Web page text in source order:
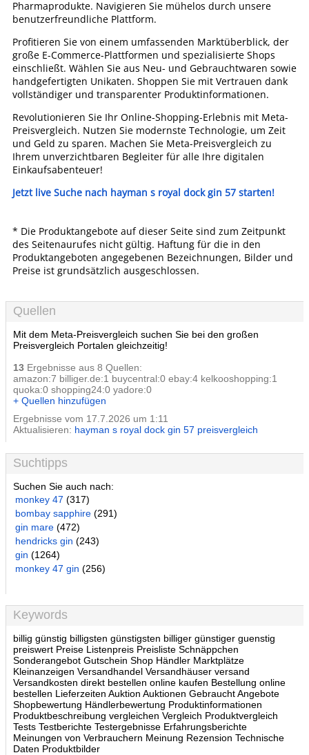
Pharmaprodukte. Navigieren Sie mühelos durch unsere
benutzerfreundliche Plattform.
Profitieren Sie von einem umfassenden Marktüberblick, der
große E-Commerce-Plattformen und spezialisierte Shops
einschließt. Wählen Sie aus Neu- und Gebrauchtwaren sowie
handgefertigten Unikaten. Shoppen Sie mit Vertrauen dank
vollständiger und transparenter Produktinformationen.
Revolutionieren Sie Ihr Online-Shopping-Erlebnis mit Meta-
Preisvergleich. Nutzen Sie modernste Technologie, um Zeit
und Geld zu sparen. Machen Sie Meta-Preisvergleich zu
Ihrem unverzichtbaren Begleiter für alle Ihre digitalen
Einkaufsabenteuer!
Jetzt live Suche nach hayman s royal dock gin 57 starten!
* Die Produktangebote auf dieser Seite sind zum Zeitpunkt
des Seitenaurufes nicht gültig. Haftung für die in den
Produktangeboten angegebenen Bezeichnungen, Bilder und
Preise ist grundsätzlich ausgeschlossen.
Quellen
Mit dem Meta-Preisvergleich suchen Sie bei den großen
Preisvergleich Portalen gleichzeitig!
13 Ergebnisse aus 8 Quellen:
amazon:7 billiger.de:1 buycentral:0 ebay:4 kelkooshopping:1
quoka:0 shopping24:0 yadore:0
+ Quellen hinzufügen
Ergebnisse vom 17.7.2026 um 1:11
Aktualisieren: hayman s royal dock gin 57 preisvergleich
Suchtipps
Suchen Sie auch nach:
monkey 47 (317)
bombay sapphire (291)
gin mare (472)
hendricks gin (243)
gin (1264)
monkey 47 gin (256)
Keywords
billig günstig billigsten günstigsten billiger günstiger guenstig
preiswert Preise Listenpreis Preisliste Schnäppchen
Sonderangebot Gutschein Shop Händler Marktplätze
Kleinanzeigen Versandhandel Versandhäuser versand
Versandkosten direkt bestellen online kaufen Bestellung online
bestellen Lieferzeiten Auktion Auktionen Gebraucht Angebote
Shopbewertung Händlerbewertung Produktinformationen
Produktbeschreibung vergleichen Vergleich Produktvergleich
Tests Testberichte Testergebnisse Erfahrungsberichte
Meinungen von Verbrauchern Meinung Rezension Technische
Daten Produktbilder